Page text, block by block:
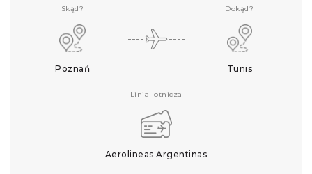
Skąd?
Poznań
Dokąd?
Tunis
Linia lotnicza
Aerolineas Argentinas